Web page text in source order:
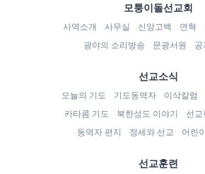
모퉁이돌선교회
사역소개 사무실 신앙고백 연혁
광야의 소리방송
문광서원
선교소식
오늘의 기도 기도동역자 이삭칼럼
카타콤 기도
북한성도 이야기
선교
동역자 편지
정세와 선교 어린
선교훈련